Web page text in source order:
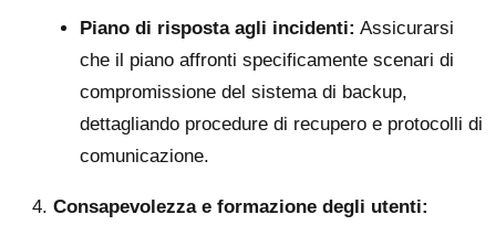
Piano di risposta agli incidenti: Assicurarsi
che il piano affronti specificamente scenari di
compromissione del sistema di backup,
dettagliando procedure di recupero e protocolli di
comunicazione.
Consapevolezza e formazione degli utenti: